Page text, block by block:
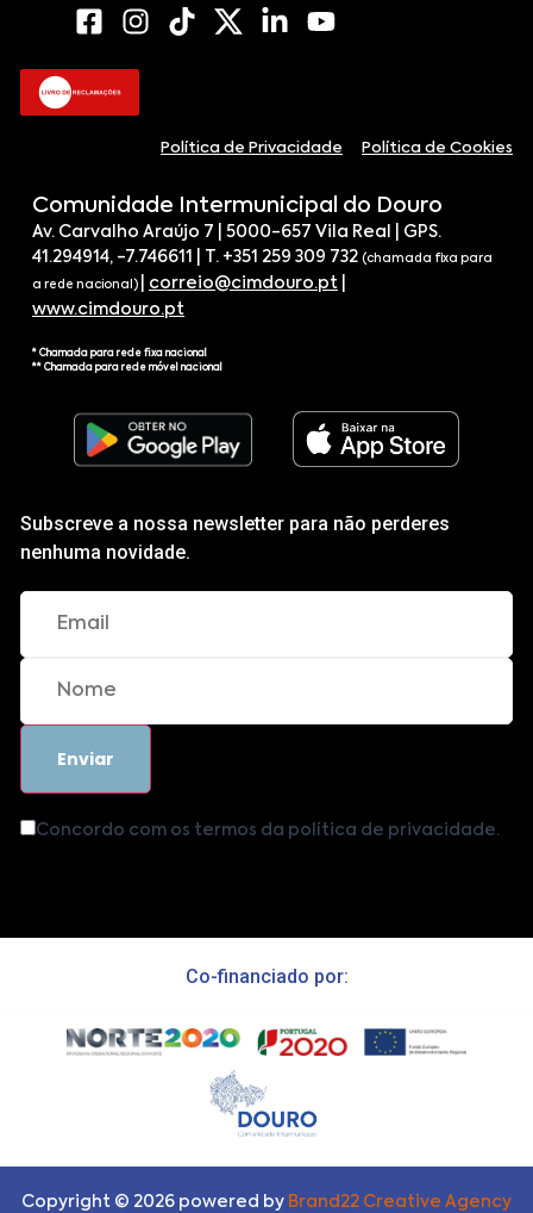
Política de Privacidade Política de Cookies
Comunidade Intermunicipal do Douro
Av. Carvalho Araújo 7 | 5000-657 Vila Real | GPS.
41.294914, -7.746611 | T. +351 259 309 732 (chamada fixa para
a rede nacional) correio@cimdouro.pt
www.cimdouro.pt
* Chamada para rede fixa nacional
** Chamada para rede móvel nacional
Subscreve a nossa newsletter para não perderes
nenhuma novidade.
Concordo com os termos da política de privacidade.
Co-financiado por:
Copyright © 2026 powered by Brand22 Creative Agency